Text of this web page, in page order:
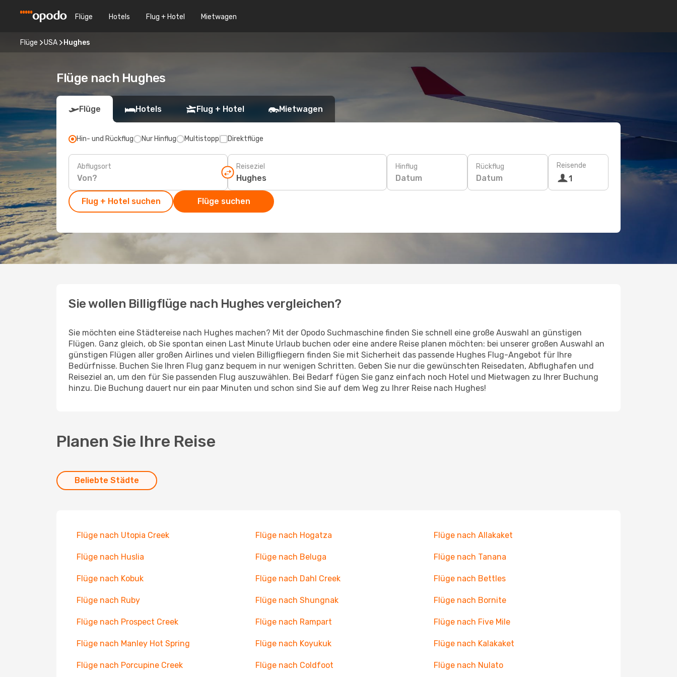
Flüge Hotels Flug + Hotel Mietwagen
Flüge USA Hughes
Flüge nach Hughes
Flüge Hotels Flug + Hotel Mietwagen
Hin- und Rückflug Nur Hinflug Multistopp Direktflüge
Abflugsort Reiseziel Hinflug
Datum
Rückflug
Datum
Reisende
1
Flug + Hotel suchen Flüge suchen
Sie wollen Billigflüge nach Hughes vergleichen?
Sie möchten eine Städtereise nach Hughes machen? Mit der Opodo Suchmaschine finden Sie schnell eine große Auswahl an günstigen
Flügen. Ganz gleich, ob Sie spontan einen Last Minute Urlaub buchen oder eine andere Reise planen möchten: bei unserer großen Auswahl an
günstigen Flügen aller großen Airlines und vielen Billigfliegern finden Sie mit Sicherheit das passende Hughes Flug-Angebot für Ihre
Bedürfnisse. Buchen Sie Ihren Flug ganz bequem in nur wenigen Schritten. Geben Sie nur die gewünschten Reisedaten, Abflughafen und
Reiseziel an, um den für Sie passenden Flug auszuwählen. Bei Bedarf fügen Sie ganz einfach noch Hotel und Mietwagen zu Ihrer Buchung
hinzu. Die Buchung dauert nur ein paar Minuten und schon sind Sie auf dem Weg zu Ihrer Reise nach Hughes!
Planen Sie Ihre Reise
Beliebte Städte
Flüge nach Utopia Creek Flüge nach Hogatza Flüge nach Allakaket
Flüge nach Huslia Flüge nach Beluga Flüge nach Tanana
Flüge nach Kobuk Flüge nach Dahl Creek Flüge nach Bettles
Flüge nach Ruby Flüge nach Shungnak Flüge nach Bornite
Flüge nach Prospect Creek Flüge nach Rampart Flüge nach Five Mile
Flüge nach Manley Hot Spring Flüge nach Koyukuk Flüge nach Kalakaket
Flüge nach Porcupine Creek Flüge nach Coldfoot Flüge nach Nulato